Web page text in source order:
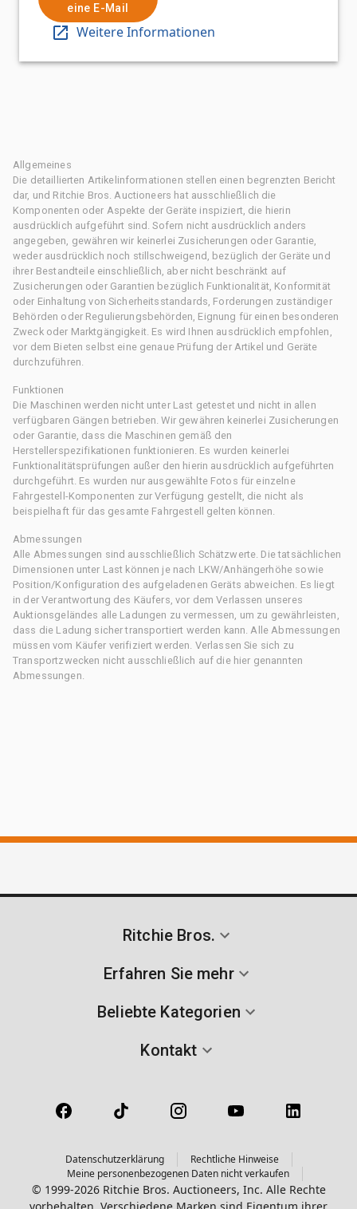
eine E-Mail
Weitere Informationen
Allgemeines
Die detaillierten Artikelinformationen stellen einen begrenzten Bericht
dar, und Ritchie Bros. Auctioneers hat ausschließlich die
Komponenten oder Aspekte der Geräte inspiziert, die hierin
ausdrücklich aufgeführt sind. Sofern nicht ausdrücklich anders
angegeben, gewähren wir keinerlei Zusicherungen oder Garantie,
weder ausdrücklich noch stillschweigend, bezüglich der Geräte und
ihrer Bestandteile einschließlich, aber nicht beschränkt auf
Zusicherungen oder Garantien bezüglich Funktionalität, Konformität
oder Einhaltung von Sicherheitsstandards, Forderungen zuständiger
Behörden oder Regulierungsbehörden, Eignung für einen besonderen
Zweck oder Marktgängigkeit. Es wird Ihnen ausdrücklich empfohlen,
vor dem Bieten selbst eine genaue Prüfung der Artikel und Geräte
durchzuführen.
Funktionen
Die Maschinen werden nicht unter Last getestet und nicht in allen
verfügbaren Gängen betrieben. Wir gewähren keinerlei Zusicherungen
oder Garantie, dass die Maschinen gemäß den
Herstellerspezifikationen funktionieren. Es wurden keinerlei
Funktionalitätsprüfungen außer den hierin ausdrücklich aufgeführten
durchgeführt. Es wurden nur ausgewählte Fotos für einzelne
Fahrgestell-Komponenten zur Verfügung gestellt, die nicht als
beispielhaft für das gesamte Fahrgestell gelten können.
Abmessungen
Alle Abmessungen sind ausschließlich Schätzwerte. Die tatsächlichen
Dimensionen unter Last können je nach LKW/Anhängerhöhe sowie
Position/Konfiguration des aufgeladenen Geräts abweichen. Es liegt
in der Verantwortung des Käufers, vor dem Verlassen unseres
Auktionsgeländes alle Ladungen zu vermessen, um zu gewährleisten,
dass die Ladung sicher transportiert werden kann. Alle Abmessungen
müssen vom Käufer verifiziert werden. Verlassen Sie sich zu
Transportzwecken nicht ausschließlich auf die hier genannten
Abmessungen.
Ritchie Bros.
Erfahren Sie mehr
Beliebte Kategorien
Kontakt
Datenschutzerklärung
Rechtliche Hinweise
Meine personenbezogenen Daten nicht verkaufen
© 1999-2026 Ritchie Bros. Auctioneers, Inc. Alle Rechte